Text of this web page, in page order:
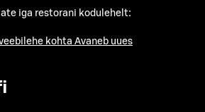
iga restorani kodulehelt:
kohta Avaneb uues